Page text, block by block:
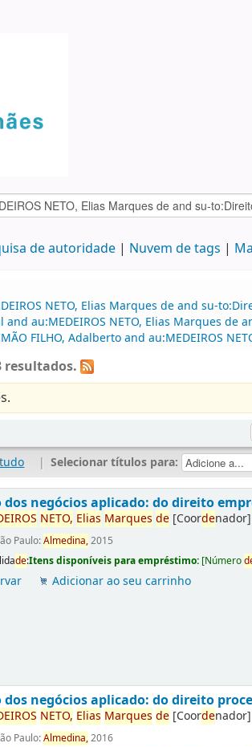
de autoridade Nuvem de tags
NETO, Elias Marques de and su-
au:MEDEIROS NETO, Elias Marques de
FILHO, Adalberto and au:MEDEIROS
resultados.
| Selecionar títulos para:
dos negócios aplicado: do direito
IROS NETO, Elias Marques de [Coordenador]
Paulo:Almedina,2015
de:Itens disponíveis para empréstimo: [Número
Adicionar ao seu carrinho
negócios aplicado: do direito
IROS NETO, Elias Marques de [Coordenador]
Paulo:Almedina,2016